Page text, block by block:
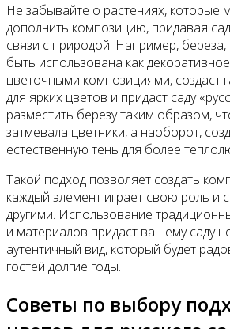
Не забывайте о растениях, которые
дополнить композицию, придавая
связи с природой. Например,
быть использована как
цветочными композициями, создаст
для ярких цветов и придаст саду
разместить березу таким образом,
затмевала цветники, а наоборот,
естественную тень для более
Такой подход позволяет создать
каждый элемент играет свою роль и
другими. Использование
и материалов придаст вашему саду
аутентичный вид, который будет
гостей долгие годы.
Советы по выбору